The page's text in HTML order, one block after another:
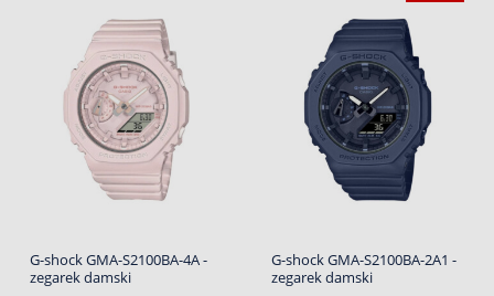
G-shock GMA-S2100BA-4A -
zegarek damski
G-shock GMA-S2100BA-2A1 -
zegarek damski